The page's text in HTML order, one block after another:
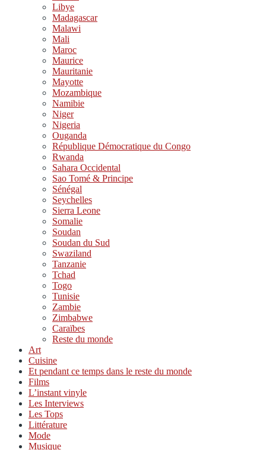
Libye
Madagascar
Malawi
Mali
Maroc
Maurice
Mauritanie
Mayotte
Mozambique
Namibie
Niger
Nigeria
Ouganda
République Démocratique du Congo
Rwanda
Sahara Occidental
Sao Tomé & Principe
Sénégal
Seychelles
Sierra Leone
Somalie
Soudan
Soudan du Sud
Swaziland
Tanzanie
Tchad
Togo
Tunisie
Zambie
Zimbabwe
Caraïbes
Reste du monde
Art
Cuisine
Et pendant ce temps dans le reste du monde
Films
L’instant vinyle
Les Interviews
Les Tops
Littérature
Mode
Musique